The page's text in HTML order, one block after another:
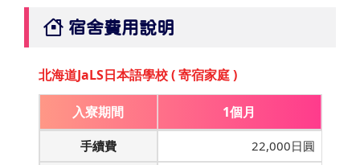
宿舍費用說明
北海道JaLS日本語學校 ( 寄宿家庭 )
入寮期間 1個月
手續費
22,000日圓